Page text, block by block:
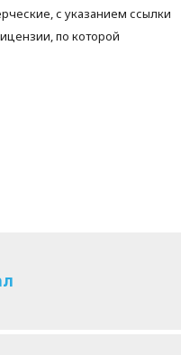
с указанием ссылки
по которой